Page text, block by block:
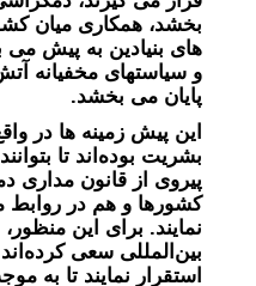
بخشد، همکاری میان
های بنیادین به پیش می
و سیاستهای مخفیانه
پایان می بخشد.
این پیش زمینه ها در
بشریت بوده‌اند تا
پیروی از قانون مداری
کشورها و هم در روابط
نمایند. برای این
بین‌المللی سعی
استقرار نمایند تا به